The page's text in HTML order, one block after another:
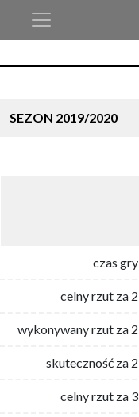
SEZON 2019/2020
czas gry
celny rzut za 2
wykonywany rzut za 2
skuteczność za 2
celny rzut za 3
czas gry
celny rzut za 2
wykonywany rzut za 2
skuteczność za 2
celny rzut za 3